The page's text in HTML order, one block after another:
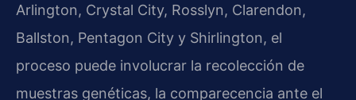
Arlington, Crystal City, Rosslyn, Clarendon,
Ballston, Pentagon City y Shirlington, el
proceso puede involucrar la recolección de
muestras genéticas, la comparecencia ante el